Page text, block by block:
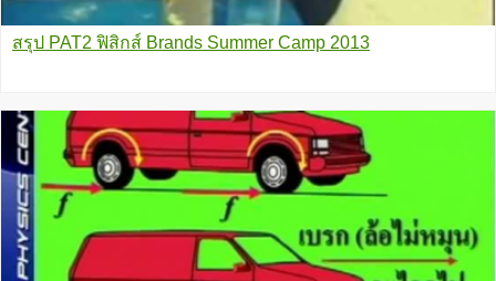
สรุป PAT2 ฟิสิกส์ Brands Summer Camp 2013